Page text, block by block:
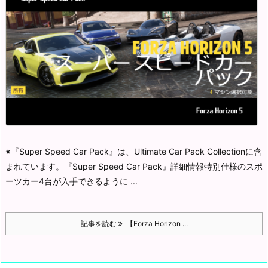
※『Super Speed Car Pack』は、Ultimate Car Pack Collectionに含
まれています。
『Super Speed Car Pack』詳細情報特別仕様のスポ
ーツカー4台が入手できるように ...
記事を読む 【Forza Horizon ...